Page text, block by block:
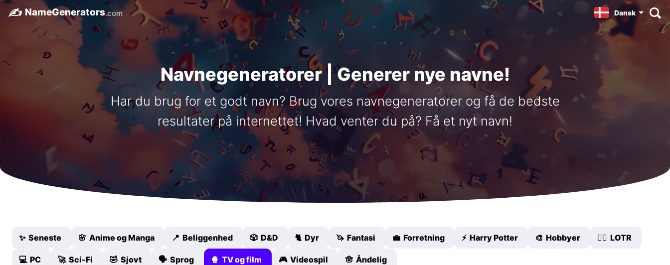
✍️ NameGenerators.com Dansk
Navnegeneratorer | Generer nye navne!
Har du brug for et godt navn? Brug vores navnegeneratorer og få de bedste
resultater på internettet! Hvad venter du på? Få et nyt navn!
✨ Seneste 🌸 Anime og Manga 📍 Beliggenhed 🎲 D&D 🐈 Dyr 🦄 Fantasi 💼 Forretning ⚡ Harry Potter 🎨 Hobbyer 🧙‍♂️ LOTR
💻 PC 🚀 Sci-Fi 🤣 Sjovt 🗣️ Sprog 🍿 TV og film 🎮 Videospil 🪬 Åndelig